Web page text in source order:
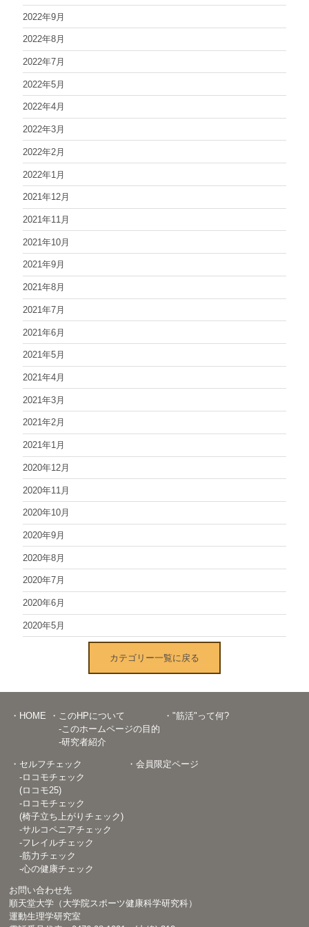
2022年9月
2022年8月
2022年7月
2022年5月
2022年4月
2022年3月
2022年2月
2022年1月
2021年12月
2021年11月
2021年10月
2021年9月
2021年8月
2021年7月
2021年6月
2021年5月
2021年4月
2021年3月
2021年2月
2021年1月
2020年12月
2020年11月
2020年10月
2020年9月
2020年8月
2020年7月
2020年6月
2020年5月
カテゴリー一覧に戻る
・HOME
・このHPについて
-このホームページの目的
-研究者紹介
・"筋活"って何?
・セルフチェック
-ロコモチェック
(ロコモ25)
-ロコモチェック
(椅子立ち上がりチェック)
-サルコペニアチェック
-フレイルチェック
-筋力チェック
-心の健康チェック
・会員限定ページ
お問い合わせ先
順天堂大学（大学院スポーツ健康科学研究科）
運動生理学研究室